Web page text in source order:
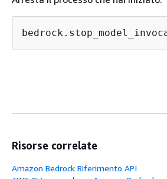
Risorse correlate
Amazon Bedrock Riferimento API